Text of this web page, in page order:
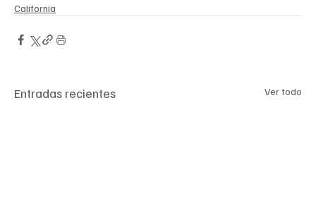
California
Entradas recientes Ver todo